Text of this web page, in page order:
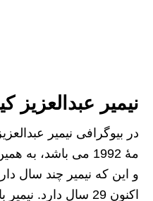
نیمیر عبدالعزیز
مهٔ 1992 می باشد،
و این که نیمیر چند سال
اکنون 29 سال دارد.